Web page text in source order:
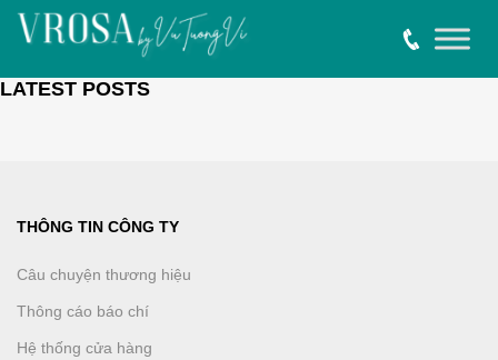
LATEST POSTS
THÔNG TIN CÔNG TY
Câu chuyện thương hiệu
Thông cáo báo chí
Hệ thống cửa hàng